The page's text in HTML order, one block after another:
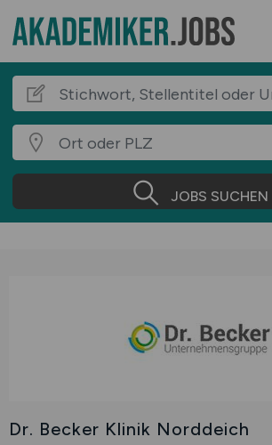
JOBS SUCHEN
Dr. Becker Klinik Norddeich